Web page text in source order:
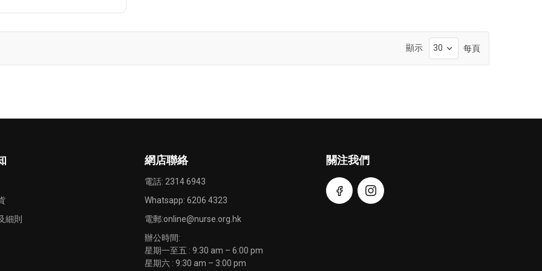
顯示 每頁
細則
網店聯絡
電話: 2314 6943
Whatsapp: 6206 4323
電郵:online@nurse.org.hk
辦公時間:
星期一至五 : 9:30 am – 6:00 pm
星期六 : 9:30 am – 3:00 pm
關注我們